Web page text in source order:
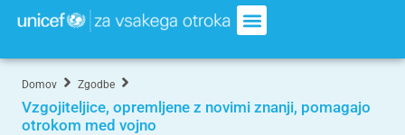
Domov Zgodbe
Vzgojiteljice, opremljene z novimi znanji, pomagajo
otrokom med vojno